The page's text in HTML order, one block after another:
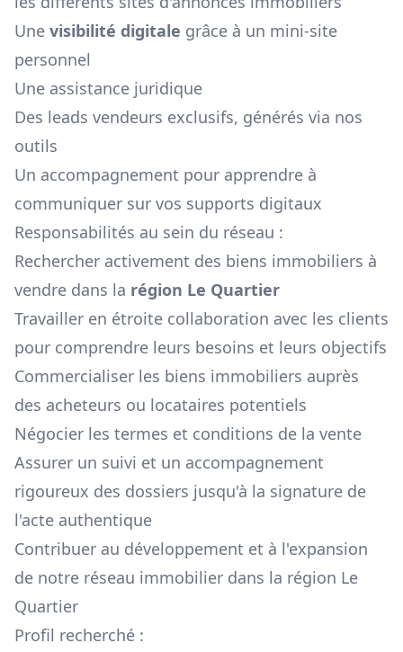
Une visibilité digitale grâce à un mini-site
personnel
Une assistance juridique
Des leads vendeurs exclusifs, générés via nos
outils
Un accompagnement pour apprendre à
communiquer sur vos supports digitaux
Responsabilités au sein du réseau :
Rechercher activement des biens immobiliers à
vendre dans la région Le Quartier
Travailler en étroite collaboration avec les clients
pour comprendre leurs besoins et leurs objectifs
Commercialiser les biens immobiliers auprès
des acheteurs ou locataires potentiels
Négocier les termes et conditions de la vente
Assurer un suivi et un accompagnement
rigoureux des dossiers jusqu'à la signature de
l'acte authentique
Contribuer au développement et à l'expansion
de notre réseau immobilier dans la région Le
Quartier
Profil recherché :